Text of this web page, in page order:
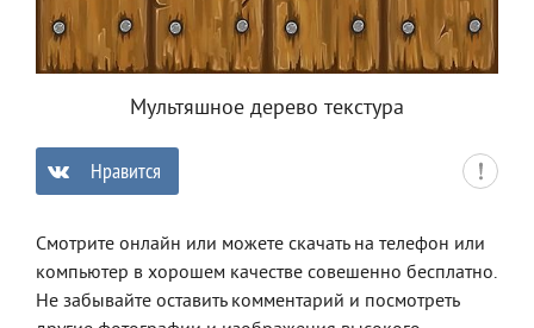
Мультяшное дерево текстура
Нравится
Смотрите онлайн или можете скачать на телефон или
компьютер в хорошем качестве совешенно бесплатно.
Не забывайте оставить комментарий и посмотреть